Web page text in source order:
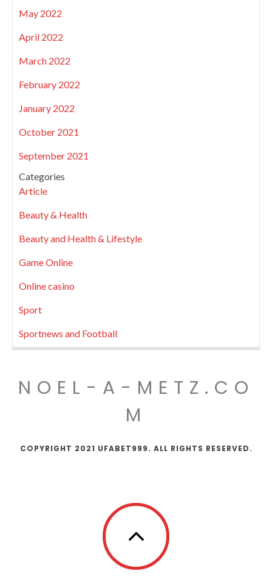
May 2022
April 2022
March 2022
February 2022
January 2022
October 2021
September 2021
Categories
Article
Beauty & Health
Beauty and Health & Lifestyle
Game Online
Online casino
Sport
Sportnews and Football
NOEL-A-METZ.CO
M
COPYRIGHT 2021 UFABET999. ALL RIGHTS RESERVED.